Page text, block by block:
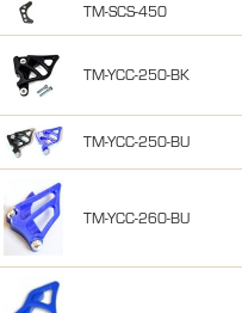
TM-SCS-450
TM-YCC-250-BK
TM-YCC-250-BU
TM-YCC-260-BU